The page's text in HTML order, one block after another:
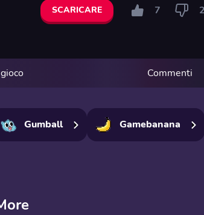
SCARICARE 7
Commenti
Gumball Gamebanana